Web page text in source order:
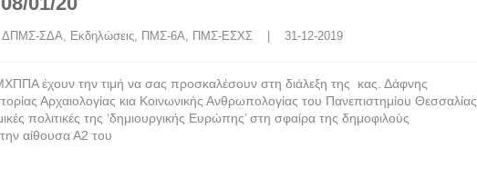
ΔΠΜΣ-ΣΔΑ, Εκδηλώσεις, ΠΜΣ-6Α, ΠΜΣ-ΕΣΧΣ
    |    31-12-2019
έχουν την τιμή να σας προσκαλέσουν στη διάλεξη της κας. Δάφνης
Αρχαιολογίας κια Κοινωνικής Ανθρωπολογίας του Πανεπιστημίου Θεσσαλίας
πολιτικές της ‘δημιουργικής Ευρώπης’ στη σφαίρα της δημοφιλούς
αίθουσα Α2 του